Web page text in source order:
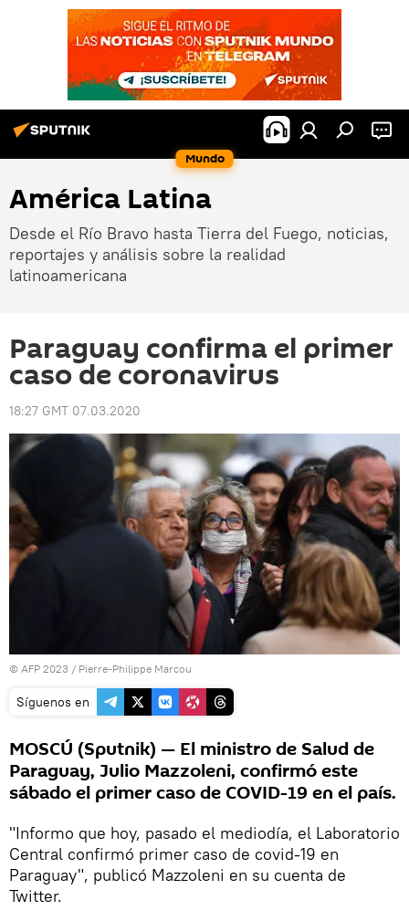
Mundo
América Latina
Desde el Río Bravo hasta Tierra del Fuego, noticias,
reportajes y análisis sobre la realidad
latinoamericana
Paraguay confirma el primer
caso de coronavirus
18:27 GMT 07.03.2020
© AFP 2023 / Pierre-Philippe Marcou
Síguenos en
MOSCÚ (Sputnik) — El ministro de Salud de
Paraguay, Julio Mazzoleni, confirmó este
sábado el primer caso de COVID-19 en el país.
"Informo que hoy, pasado el mediodía, el Laboratorio
Central confirmó primer caso de covid-19 en
Paraguay", publicó Mazzoleni en su cuenta de
Twitter.